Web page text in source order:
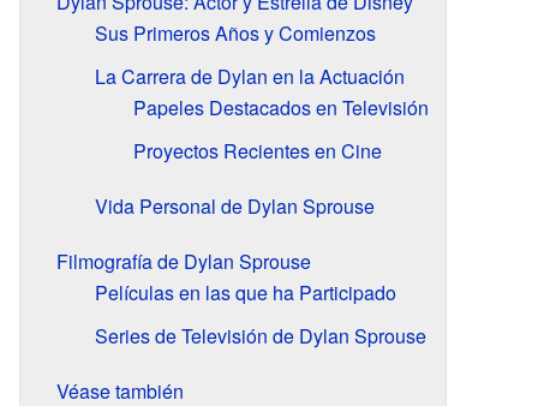
Sus Primeros Años y Comienzos
La Carrera de Dylan en la Actuación
Papeles Destacados en Televisión
Proyectos Recientes en Cine
Vida Personal de Dylan Sprouse
Filmografía de Dylan Sprouse
Películas en las que ha Participado
Series de Televisión de Dylan Sprouse
Véase también